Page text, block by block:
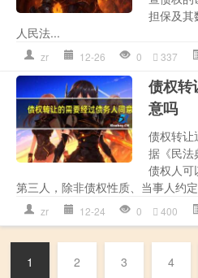
担保及其
人民法...
zr 12-26 0 337
债权转
意吗
债权转让
据《民法
债权人可
第三人，除非债权性质、当事人约
zr 12-24 0 400
1 2 3 4